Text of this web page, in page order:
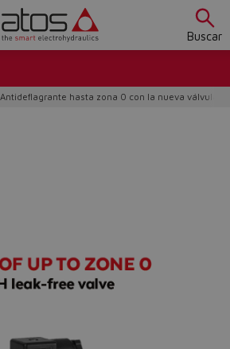
Buscar
Antideflagrante hasta zona 0 con la nueva válvula